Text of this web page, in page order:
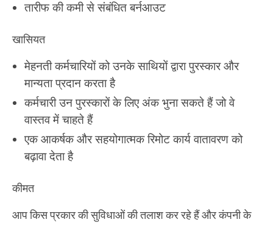
तारीफ की कमी से संबंधित बर्नआउट
खासियत
मेहनती कर्मचारियों को उनके साथियों द्वारा पुरस्कार और
मान्यता प्रदान करता है
कर्मचारी उन पुरस्कारों के लिए अंक भुना सकते हैं जो वे
वास्तव में चाहते हैं
एक आकर्षक और सहयोगात्मक रिमोट कार्य वातावरण को
बढ़ावा देता है
कीमत
आप किस प्रकार की सुविधाओं की तलाश कर रहे हैं और कंपनी के